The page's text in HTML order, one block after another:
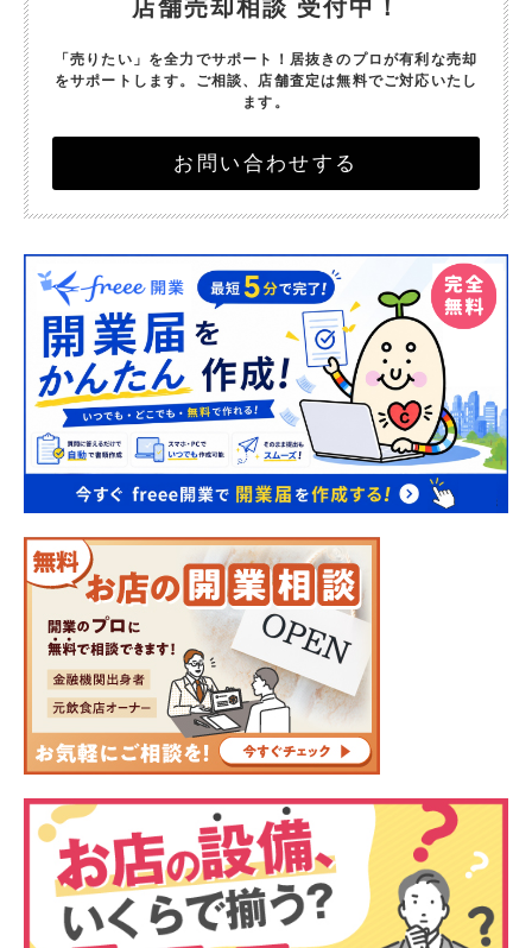
店舗売却相談 受付中！
「売りたい」を全力でサポート！ 居抜きのプロが有利な売却
をサポートします。 ご相談、店舗査定は無料でご対応いたし
ます。
お問い合わせする